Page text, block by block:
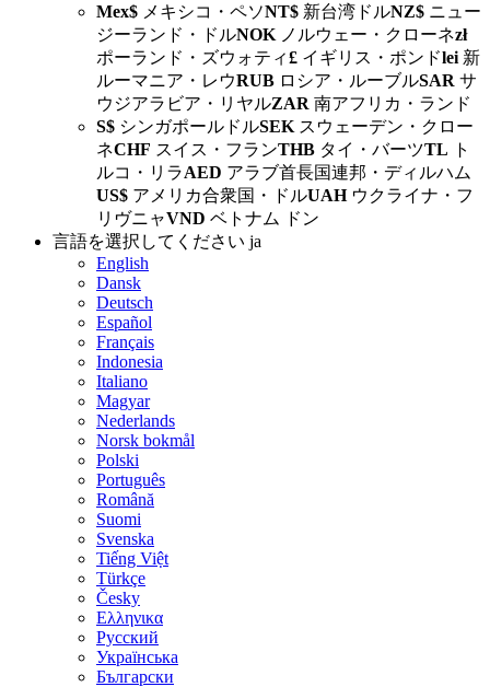
Mex$ メキシコ・ペソNT$ 新台湾ドルNZ$ ニュー
ジーランド・ドルNOK ノルウェー・クローネzł
ポーランド・ズウォティ£ イギリス・ポンドlei 新
ルーマニア・レウRUB ロシア・ルーブルSAR サ
ウジアラビア・リヤルZAR 南アフリカ・ランド
S$ シンガポールドルSEK スウェーデン・クロー
ネCHF スイス・フランTHB タイ・バーツTL ト
ルコ・リラAED アラブ首長国連邦・ディルハム
US$ アメリカ合衆国・ドルUAHウクライナ・フ
リヴニャVND ベトナム ドン
言語を選択してください ja
English
Dansk
Deutsch
Español
Français
Indonesia
Italiano
Magyar
Nederlands
Norsk bokmål
Polski
Português
Română
Suomi
Svenska
Tiếng Việt
Türkçe
Česky
Ελληνικα
Русский
Українська
Български